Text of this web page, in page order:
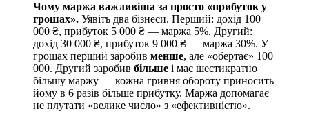
Чому маржа важливіша за просто «прибуток у
грошах». Уявіть два бізнеси. Перший: дохід 100
000 ₴, прибуток 5 000 ₴ — маржа 5%. Другий:
дохід 30 000 ₴, прибуток 9 000 ₴ — маржа 30%. У
грошах перший заробив менше, але «обертає» 100
000. Другий заробив більше і має шестикратно
більшу маржу — кожна гривня обороту приносить
йому в 6 разів більше прибутку. Маржа допомагає
не плутати «велике число» з «ефективністю».